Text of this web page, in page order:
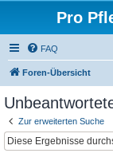
Pro
FAQ
Foren-Übersicht
Zur erweiterten Suche